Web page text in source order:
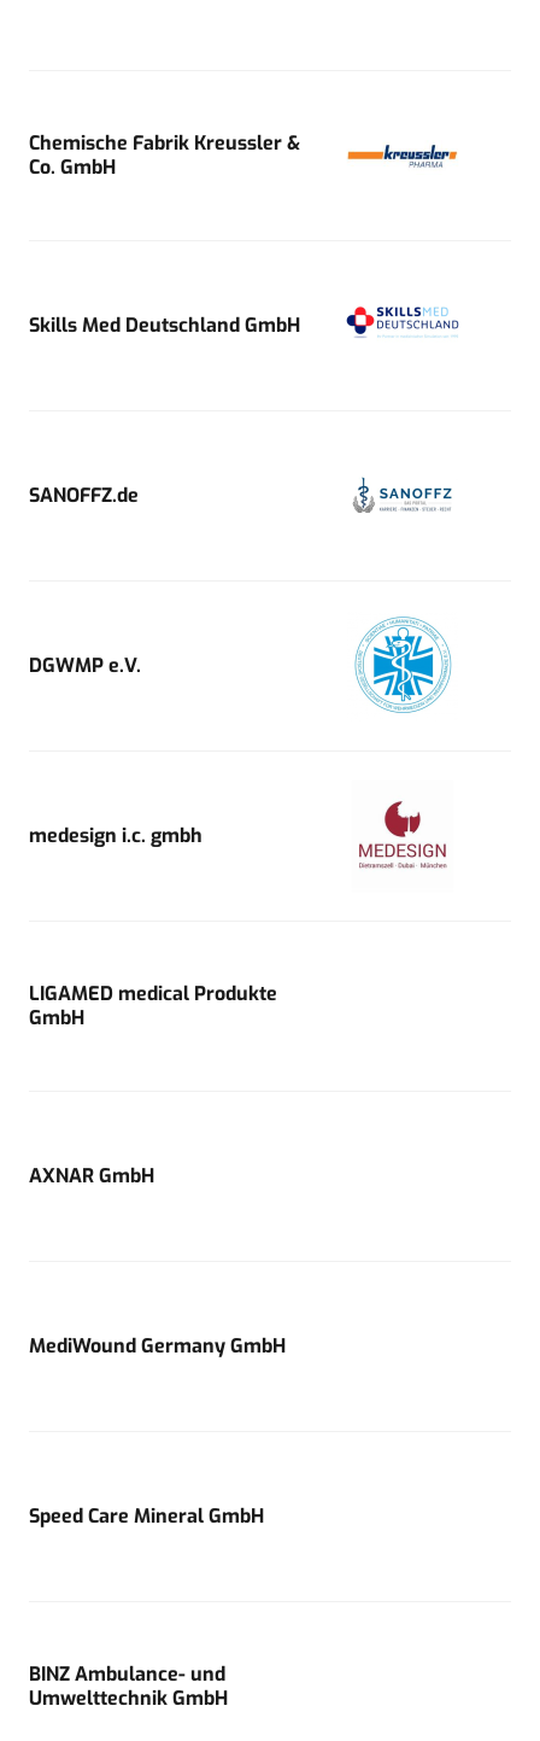
Chemische Fabrik Kreussler &
Co. GmbH
Skills Med Deutschland GmbH
SANOFFZ.de
DGWMP e.V.
medesign i.c. gmbh
LIGAMED medical Produkte
GmbH
AXNAR GmbH
MediWound Germany GmbH
Speed Care Mineral GmbH
BINZ Ambulance- und
Umwelttechnik GmbH